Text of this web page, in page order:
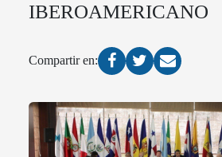
IBEROAMERICANO
Compartir en: